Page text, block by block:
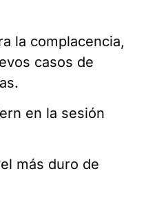
la complacencia,
casos de
en la sesión
más duro de